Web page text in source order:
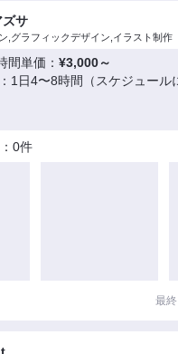
ズサ
,グラフィックデザイン,イラスト制作
間単価：¥3,000～
1日4〜8時間（スケジュール
0件
最